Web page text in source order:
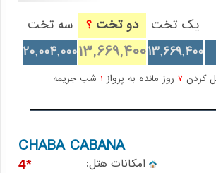
یک تخت دو تخت ؟
سه تخت
13,669,400
13,669,400
20,004,000
کردن 7 روز مانده به پرواز شب جریمه
CHABA CABANA
امکانات هتل: *4